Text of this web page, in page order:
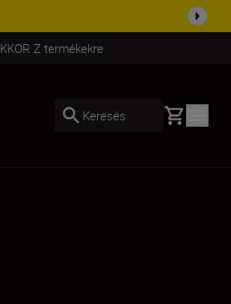
Z termékekre
Keresés Basket